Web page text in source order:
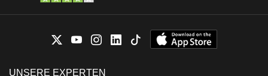
UNSERE EXPERTEN